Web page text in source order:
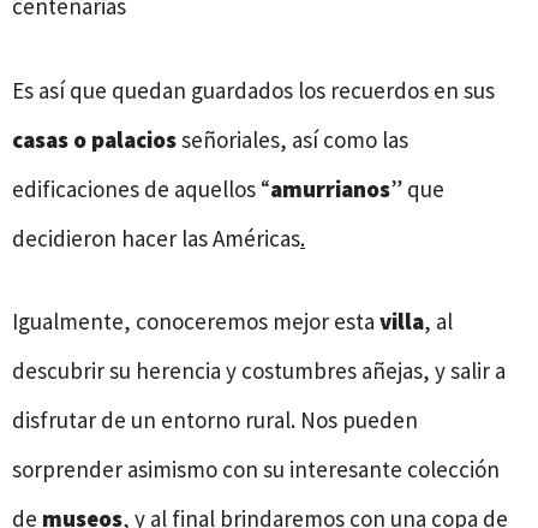
centenarias
Es así que quedan guardados los recuerdos en sus
casas o palaciosseñoriales, así como las
edificaciones de aquellos “amurrianos” que
decidieron hacer las Américas.
Igualmente, conoceremos mejor esta villa, al
descubrir su herencia y costumbres añejas, y salir a
disfrutar de un entorno rural. Nos pueden
sorprender asimismo con su interesante colección
de museos, y al final brindaremos con una copa de